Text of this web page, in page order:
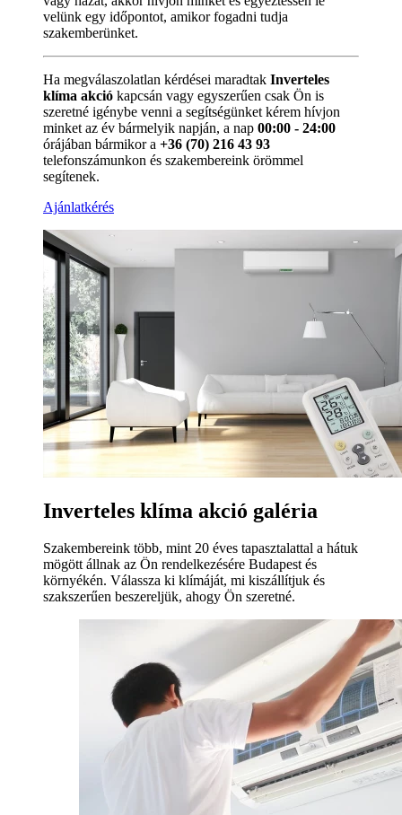
velünk egy időpontot, amikor fogadni tudja
szakemberünket.
Ha megválaszolatlan kérdései maradtak Inverteles
klíma akció kapcsán vagy egyszerűen csak Ön is
szeretné igénybe venni a segítségünket kérem hívjon
minket az év bármelyik napján, a nap 00:00 - 24:00
órájában bármikor a +36 (70) 216 43 93
telefonszámunkon és szakembereink örömmel
segítenek.
Ajánlatkérés
Inverteles klíma akció galéria
Szakembereink több, mint 20 éves tapasztalattal a hátuk
mögött állnak az Ön rendelkezésére Budapest és
környékén. Válassza ki klímáját, mi kiszállítjuk és
szakszerűen beszereljük, ahogy Ön szeretné.